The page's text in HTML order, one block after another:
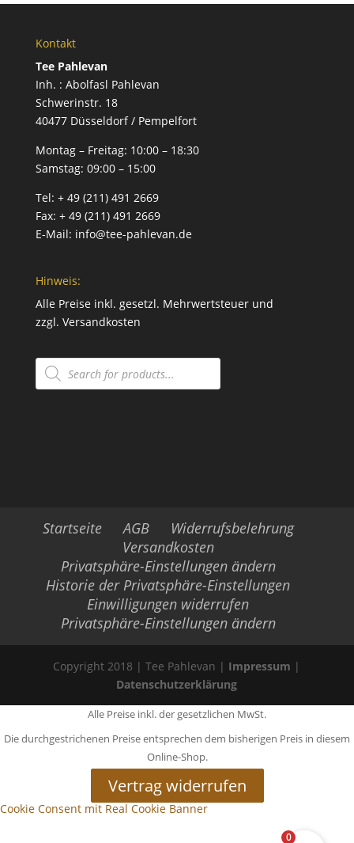
Kontakt
Tee Pahlevan
Inh. : Abolfasl Pahlevan
Schwerinstr. 18
40477 Düsseldorf / Pempelfort
Montag – Freitag: 10:00 – 18:30
Samstag: 09:00 – 15:00
Tel: + 49 (211) 491 2669
Fax: + 49 (211) 491 2669
E-Mail: info@tee-pahlevan.de
Hinweis:
Alle Preise inkl. gesetzl. Mehrwertsteuer und
zzgl. Versandkosten
Products
search
Startseite AGB
Widerrufsbelehrung
Versandkosten
Privatsphäre-Einstellungen ändern
Historie der Privatsphäre-Einstellungen
Einwilligungen widerrufen
Privatsphäre-Einstellungen ändern
Copyright 2018 | Tee Pahlevan | Impressum |
Datenschutzerklärung
Alle Preise inkl. der gesetzlichen MwSt.
Die durchgestrichenen Preise entsprechen dem bisherigen Preis in diesem
Online-Shop.
Vertrag widerrufen
Cookie Consent mit Real Cookie Banner
0